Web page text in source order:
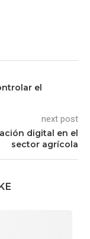
el
next post
digital en el
sector agrícola